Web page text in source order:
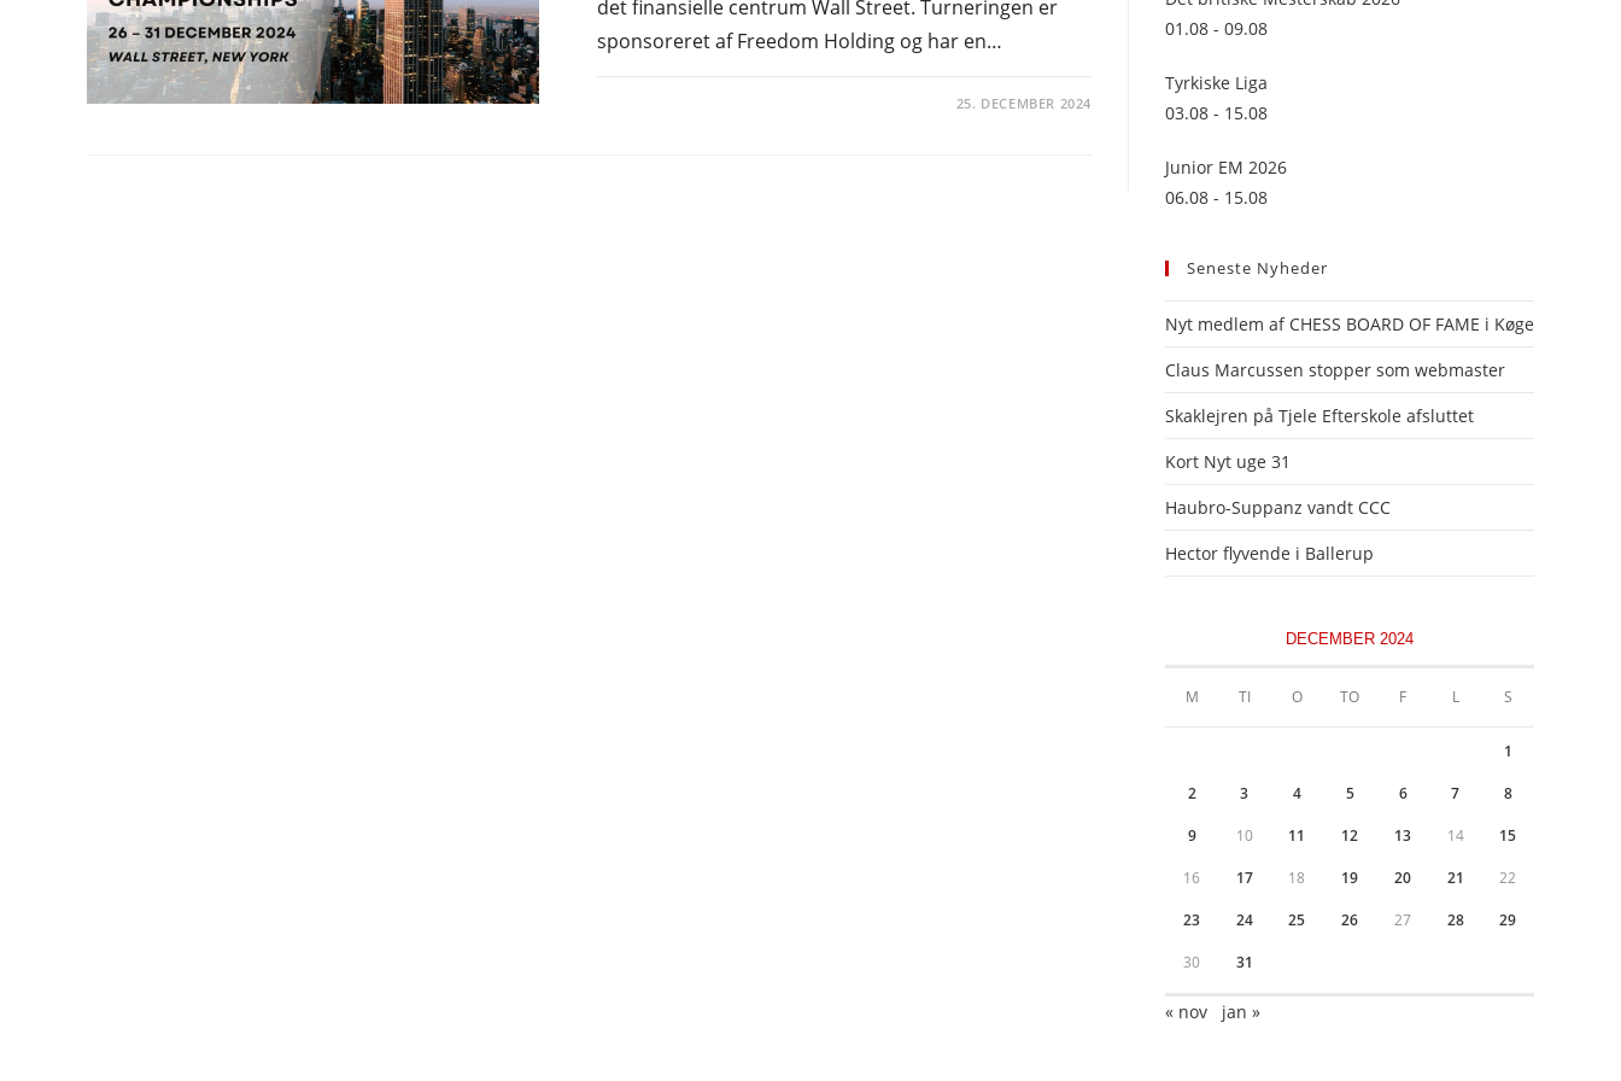
det finansielle centrum Wall Street. Turneringen er
sponsoreret af Freedom Holding og har en…
25. DECEMBER 2024
01.08 - 09.08
Tyrkiske Liga
03.08 - 15.08
Junior EM 2026
06.08 - 15.08
Seneste Nyheder
Nyt medlem af CHESS BOARD OF FAME i Køge
Claus Marcussen stopper som webmaster
Skaklejren på Tjele Efterskole afsluttet
Kort Nyt uge 31
Haubro-Suppanz vandt CCC
Hector flyvende i Ballerup
DECEMBER 2024
M TI O TO F L S
1
2 3 4 5 6 7 8
9 10 11 12 13 14 15
16 17 18 19 20 21 22
23 24 25 26 27 28 29
30 31
« nov jan »